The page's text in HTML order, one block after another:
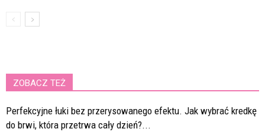
ZOBACZ TEŻ
Perfekcyjne łuki bez przerysowanego efektu. Jak wybrać kredkę
do brwi, która przetrwa cały dzień?...